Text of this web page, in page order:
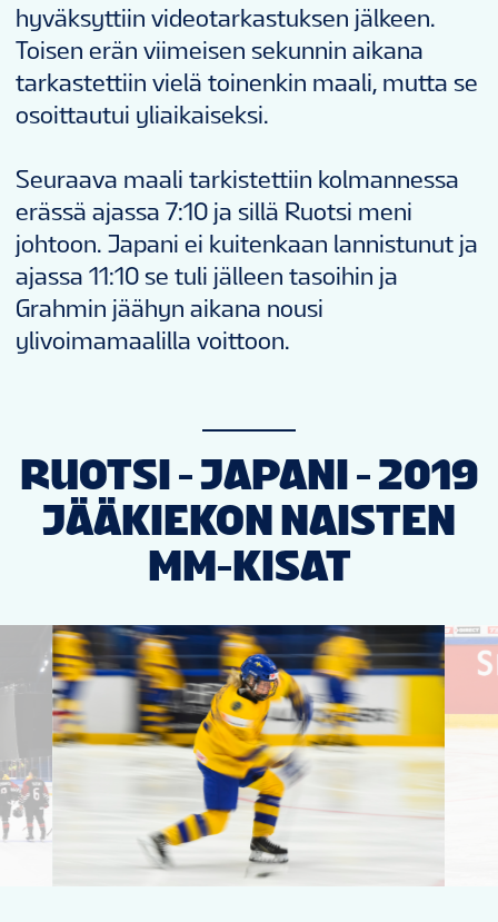
hyväksyttiin videotarkastuksen jälkeen.
Toisen erän viimeisen sekunnin aikana
tarkastettiin vielä toinenkin maali, mutta se
osoittautui yliaikaiseksi.
Seuraava maali tarkistettiin kolmannessa
erässä ajassa 7:10 ja sillä Ruotsi meni
johtoon. Japani ei kuitenkaan lannistunut ja
ajassa 11:10 se tuli jälleen tasoihin ja
Grahmin jäähyn aikana nousi
ylivoimamaalilla voittoon.
RUOTSI - JAPANI - 2019
JÄÄKIEKON NAISTEN
MM-KISAT